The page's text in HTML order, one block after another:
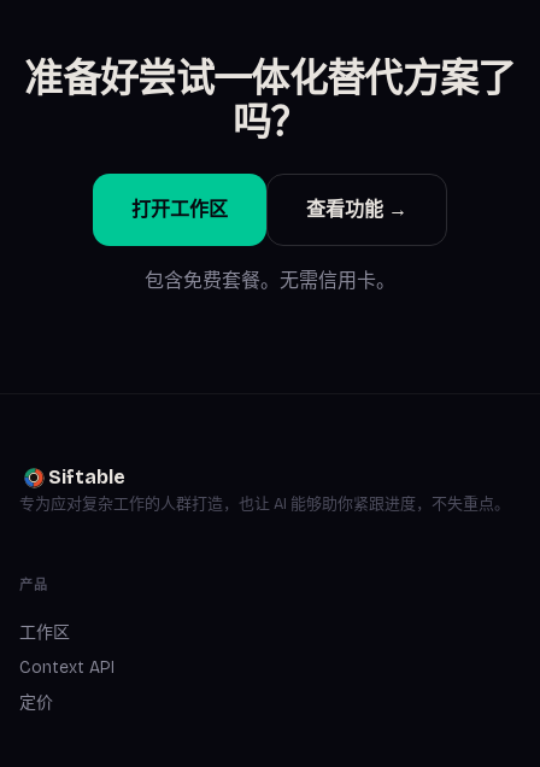
准备好尝试一体化替代方案了
吗？
打开工作区 查看功能 →
包含免费套餐。无需信用卡。
Siftable
专为应对复杂工作的人群打造，也让 AI 能够助你紧跟进度，不失重点。
产品
工作区
Context API
定价